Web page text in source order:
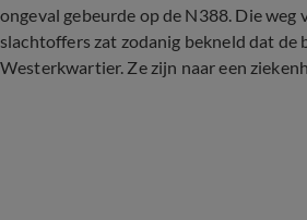
ongeval gebeurde op de N388. Die
slachtoffers zat zodanig bekneld dat
Westerkwartier. Ze zijn naar een